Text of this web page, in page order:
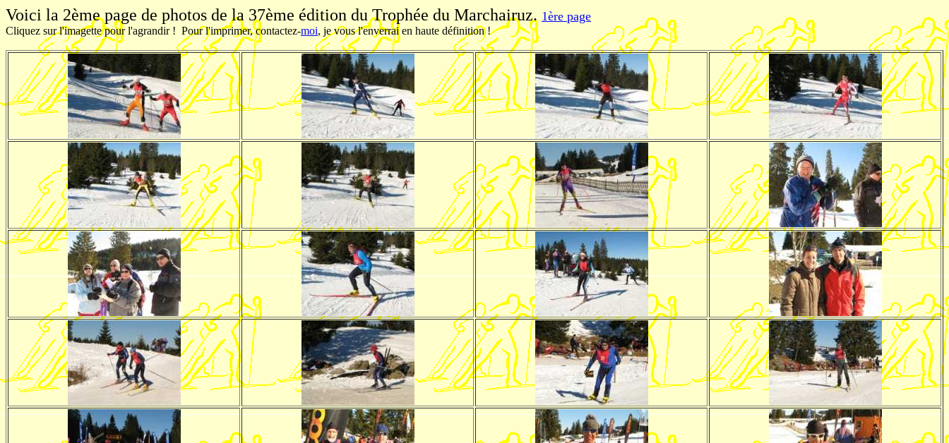
Voici la 2ème page de photos de la 37ème édition du Trophée du Marchairuz. 1ère page
Cliquez sur l'imagette pour l'agrandir ! Pour l'imprimer, contactez-moi, je vous l'enverrai en haute définition !